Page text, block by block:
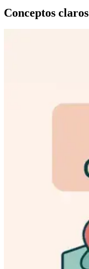
Conceptos claros